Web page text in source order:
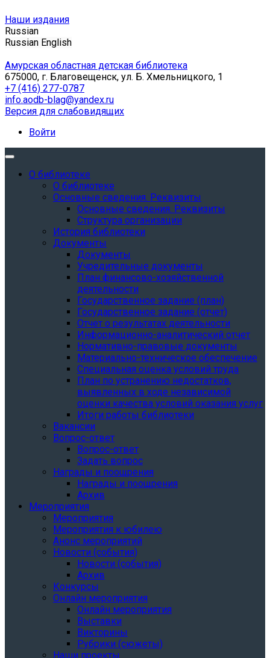
Наши издания
Russian
Russian English
Амурская областная детская библиотека
675000, г. Благовещенск, ул. Б. Хмельницкого, 1
+7 (416) 277-0787
info.aodb-blag@yandex.ru
Версия для слабовидящих
Войти
О библиотеке
О библиотеке
Основные сведения. Реквизиты
Основные сведения. Реквизиты
Структура организации
История библиотеки
Документы
Документы
Учредительные документы
План финансово-хозяйственной
деятельности
Государственное задание (план)
Государственное задание (отчет)
Отчет о результатах деятельности
Информационно-аналитический отчет
Нормативно-правовые документы
Материально-техническое обеспечение
Специальная оценка условий труда
План по устранению недостатков,
выявленных в ходе независимой
оценки качества условий оказания услуг
Итоги работы библиотеки
Вакансии
Вопрос-ответ
Вопрос-ответ
Задать вопрос
Награды и поощрения
Награды и поощрения
Архив
Мероприятия
Мероприятия
Мероприятия к юбилею
Анонс мероприятий
Новости (события)
Новости (события)
Архив
Конкурсы
Онлайн мероприятия
Онлайн мероприятия
Выставки
Викторины
Рубрики (сюжеты)
Наши проекты